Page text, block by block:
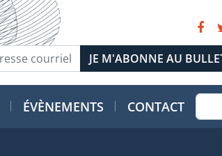
ÉVÈNEMENTS CONTACT